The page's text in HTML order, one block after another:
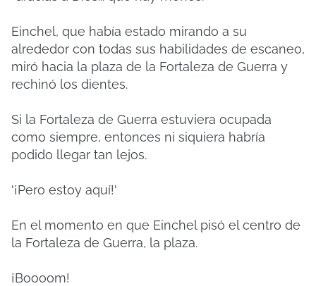
Einchel, que había estado mirando a su
alrededor con todas sus habilidades de escaneo,
miró hacia la plaza de la Fortaleza de Guerra y
rechinó los dientes.
Si la Fortaleza de Guerra estuviera ocupada
como siempre, entonces ni siquiera habría
podido llegar tan lejos.
'¡Pero estoy aquí!'
En el momento en que Einchel pisó el centro de
la Fortaleza de Guerra, la plaza.
¡Boooom!